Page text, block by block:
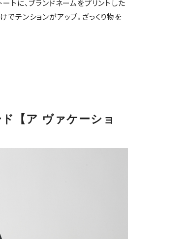
ートに、ブランドネームをプリントした
テンションがアップ。ざっくり物を
【ア ヴァケーショ